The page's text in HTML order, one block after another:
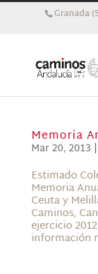
Granada
Memoria
Mar 20, 2013 |
Estimado
Memoria
Ceuta y
Caminos,
ejercicio
información